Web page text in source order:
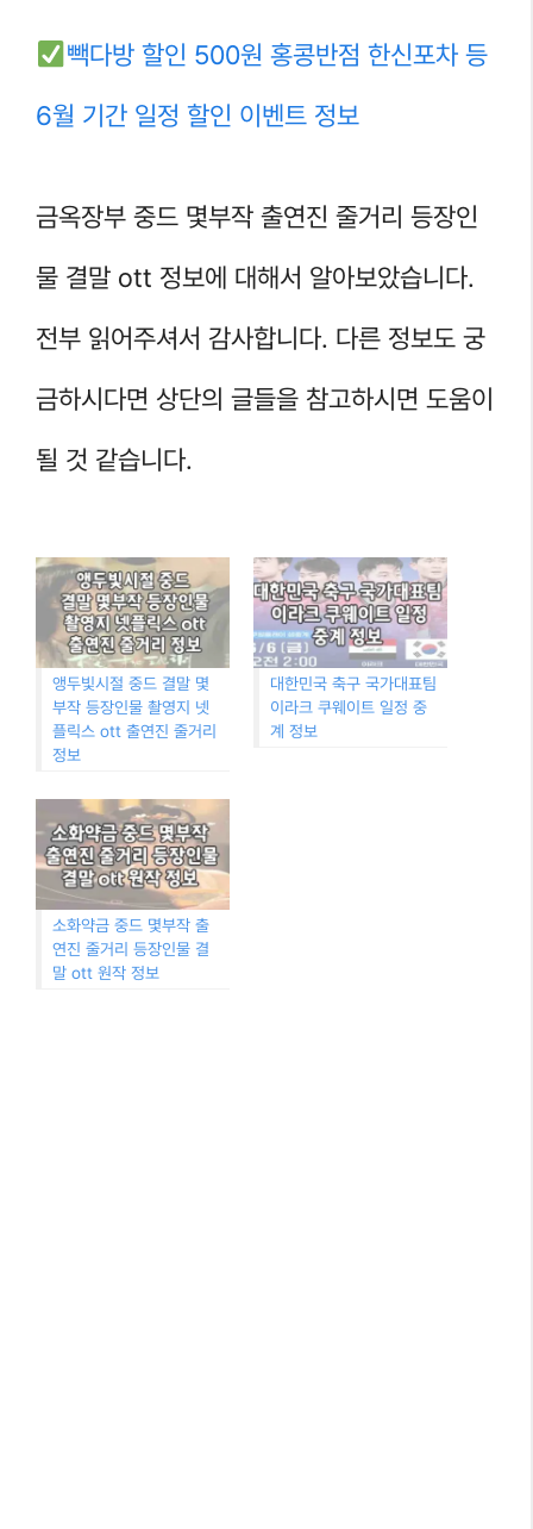
빽다방 할인 500원 홍콩반점 한신포차 등
6월 기간 일정 할인 이벤트 정보
금옥장부 중드 몇부작 출연진 줄거리 등장인
물 결말 ott 정보에 대해서 알아보았습니다.
전부 읽어주셔서 감사합니다. 다른 정보도 궁
금하시다면 상단의 글들을 참고하시면 도움이
될 것 같습니다.
앵두빛시절 중드 결말 몇
부작 등장인물 촬영지 넷
플릭스 ott 출연진 줄거리
정보
대한민국 축구 국가대표팀
이라크 쿠웨이트 일정 중
계 정보
소화약금 중드 몇부작 출
연진 줄거리 등장인물 결
말 ott 원작 정보